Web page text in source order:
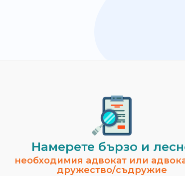
Намерете бързо и
необходимия адвокат или
дружество/съдружие